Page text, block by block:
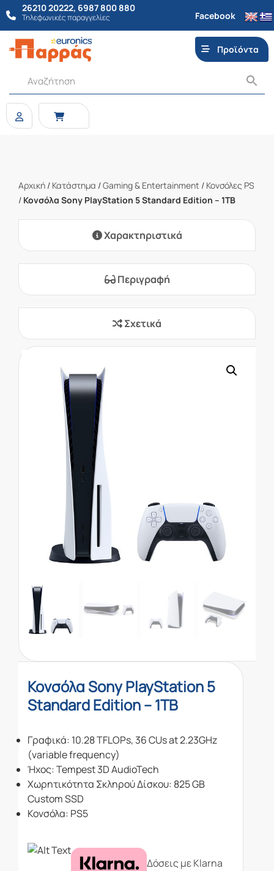
26210 20222, 6987 800 880
Τηλεφωνικές παραγγελίες Facebook
Προϊόντα
Αρχική / Κατάστημα /Gaming & Entertainment / Κονσόλες PS
/ Κονσόλα Sony PlayStation 5 Standard Edition – 1TB
Χαρακτηριστικά
Περιγραφή
Σχετικά
Κονσόλα Sony PlayStation 5
Standard Edition – 1TB
Γραφικά: 10.28 TFLOPs, 36 CUs at 2.23GHz
(variable frequency)
Ήχος: Tempest 3D AudioTech
Χωρητικότητα Σκληρού Δίσκου: 825 GB
Custom SSD
Κονσόλα: PS5
Δόσεις με Klarna